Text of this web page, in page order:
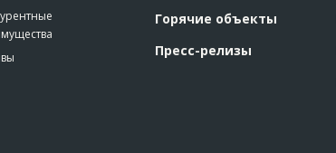
Горячие объекты
Пресс-релизы